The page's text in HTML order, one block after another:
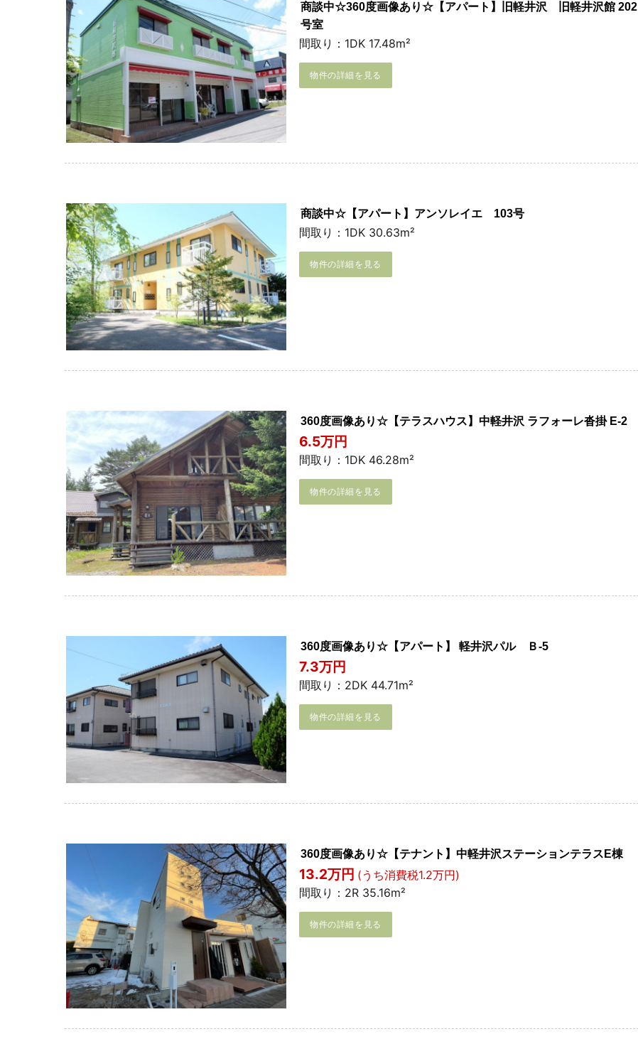
商談中☆360度画像あり☆【アパート】旧軽井沢 旧軽井沢館 202
号室
間取り：1DK 17.48m²
物件の詳細を見る
商談中☆【アパート】アンソレイエ 103号
間取り：1DK 30.63m²
物件の詳細を見る
360度画像あり☆【テラスハウス】中軽井沢 ラフォーレ沓掛 E-2
6.5万円
間取り：1DK 46.28m²
物件の詳細を見る
360度画像あり☆【アパート】 軽井沢パル Ｂ-5
7.3万円
間取り：2DK 44.71m²
物件の詳細を見る
360度画像あり☆【テナント】中軽井沢ステーションテラスE棟
13.2万円 (うち消費税1.2万円)
間取り：2R 35.16m²
物件の詳細を見る